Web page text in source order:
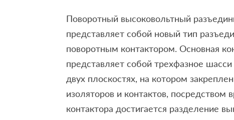
Поворотный высоковольтный
представляет собой новый тип
поворотным контактором. Основная
представляет собой трехфазное
двух плоскостях, на котором
изоляторов и контактов, посредством
контактора достигается разделение